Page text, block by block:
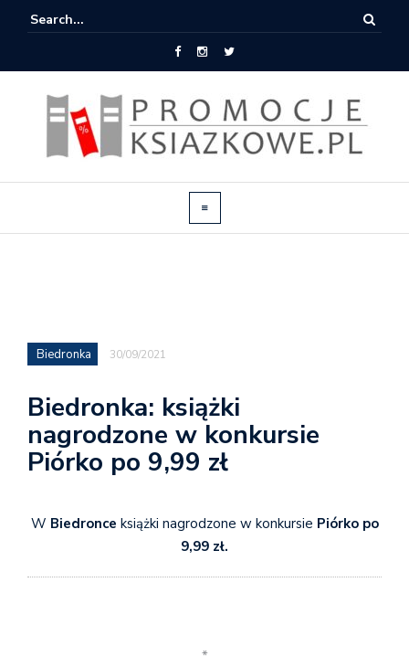
Biedronka 30/09/2021
Biedronka: książki
nagrodzone w konkursie
Piórko po 9,99 zł
W Biedronce książki nagrodzone w konkursie Piórko po
9,99 zł.
*